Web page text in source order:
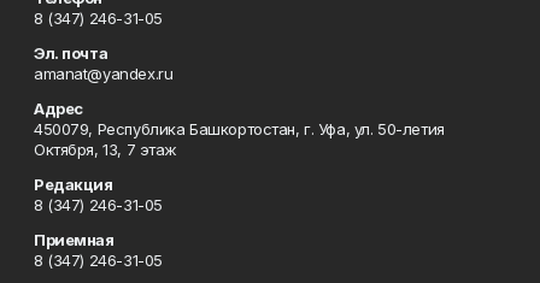
8 (347) 246-31-05
Эл. почта
amanat@yandex.ru
Адрес
450079, Республика Башкортостан, г. Уфа, ул. 50-летия
Октября, 13, 7 этаж
Редакция
8 (347) 246-31-05
Приемная
8 (347) 246-31-05